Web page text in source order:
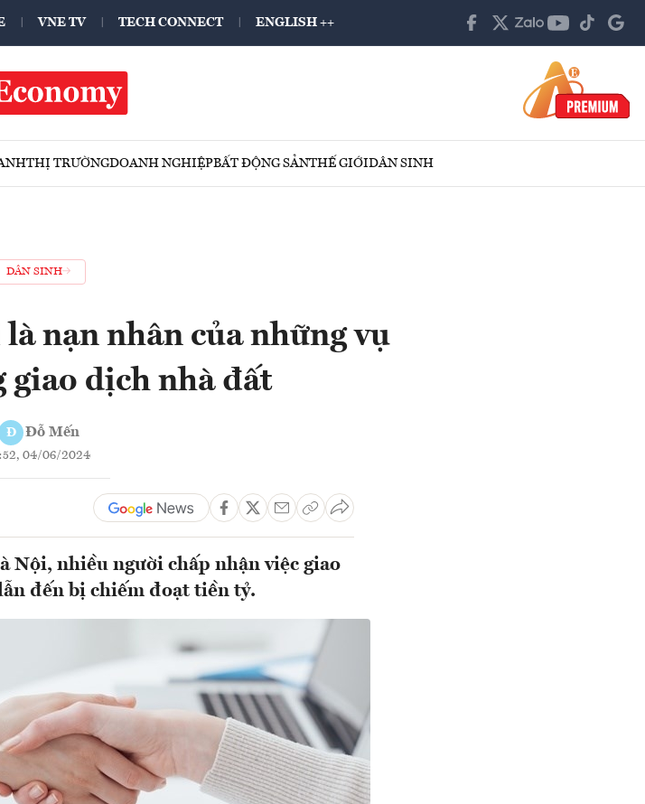
VNE TV TECH CONNECT ENGLISH ++
THỊ TRƯỜNGDOANH NGHIỆPBẤT ĐỘNG SẢNTHẾ GIỚIDÂN SINH
DÂN SINH
nạn nhân của những vụ
giao dịch nhà đất
Đ Đỗ Mến
04/06/2024
Nội, nhiều người chấp nhận việc giao
đến bị chiếm đoạt tiền tỷ.